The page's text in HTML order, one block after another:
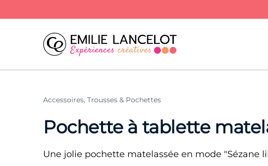
Accessoires, Trousses & Pochettes
Pochette à tablette
Une jolie pochette matelassée en mode "Sézane